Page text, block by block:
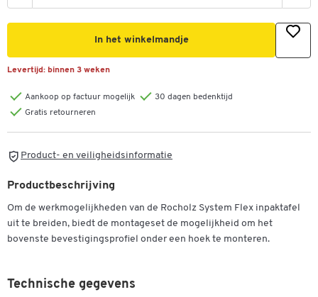
In het winkelmandje
Levertijd: binnen 3 weken
Aankoop op factuur mogelijk
30 dagen bedenktijd
Gratis retourneren
Product- en veiligheidsinformatie
Productbeschrijving
Om de werkmogelijkheden van de Rocholz System Flex inpaktafel
uit te breiden, biedt de montageset de mogelijkheid om het
bovenste bevestigingsprofiel onder een hoek te monteren.
Technische gegevens